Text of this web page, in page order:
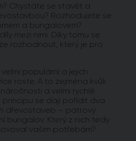
Chystáte se stavět a
Rozhodujete se
a bungalovem?
mezi nimi. Díky tomu se
rozhodnout, který je pro
populární a jejich
roste. A to zejména kvůli
a velmi rychlé
principu se dají pořídit dva
dřevostaveb – patrový
bungalov. Který z nich tedy
vašim potřebám?